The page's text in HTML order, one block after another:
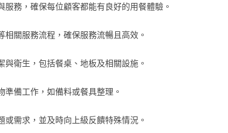
服務，確保每位顧客都能有良好的用餐體驗。
關服務流程，確保服務流暢且高效。
衛生，包括餐桌、地板及相關設施。
備工作，如備料或餐具整理。
或需求，並及時向上級反饋特殊情況。